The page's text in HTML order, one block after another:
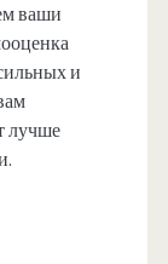
ваши
и
лучше